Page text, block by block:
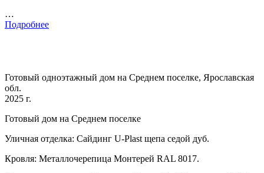
…
Подробнее
Готовый одноэтажный дом на Среднем поселке, Ярославская
обл.
2025 г.
Готовый дом на Среднем поселке
Уличная отделка: Сайдинг U-Plast щепа седой дуб.
Кровля: Металлочерепица Монтерей RAL 8017.